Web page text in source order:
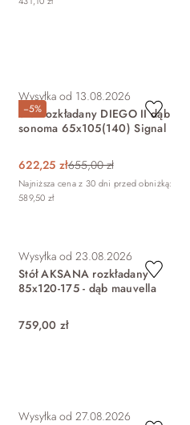
−5%
Wysyłka od 13.08.2026
Stół rozkładany DIEGO II dąb
sonoma 65x105(140) Signal
622,25 zł655,00 zł
Najniższa cena z 30 dni przed obniżką:
589,50 zł
Wysyłka od 23.08.2026
Stół AKSANA rozkładany
85x120-175 - dąb mauvella
759,00 zł
Wysyłka od 27.08.2026